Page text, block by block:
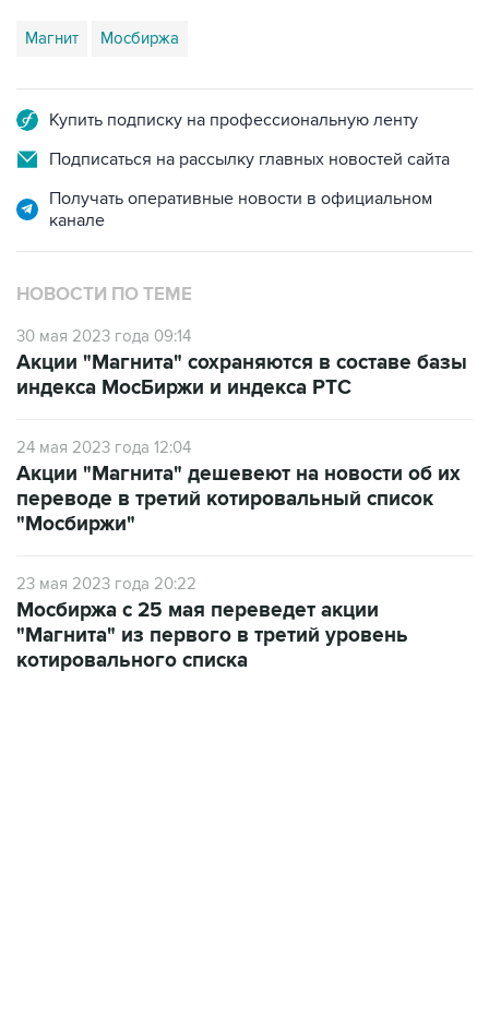
Магнит Мосбиржа
Купить подписку на профессиональную ленту
Подписаться на рассылку главных новостей сайта
Получать оперативные новости в официальном
канале
НОВОСТИ ПО ТЕМЕ
30 мая 2023 года 09:14
Акции "Магнита" сохраняются в составе базы
индекса МосБиржи и индекса РТС
24 мая 2023 года 12:04
Акции "Магнита" дешевеют на новости об их
переводе в третий котировальный список
"Мосбиржи"
23 мая 2023 года 20:22
Мосбиржа с 25 мая переведет акции
"Магнита" из первого в третий уровень
котировального списка